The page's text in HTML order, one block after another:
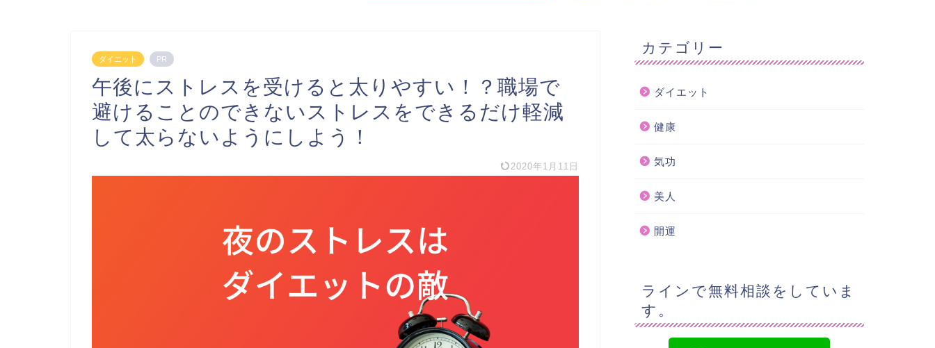
ダイエット PR
午後にストレスを受けると太りやすい！？職場で
避けることのできないストレスをできるだけ軽減
して太らないようにしよう！
2020年1月11日
カテゴリー
ダイエット
健康
気功
美人
開運
ラインで無料相談をしていま
す。